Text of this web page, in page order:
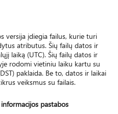
versija įdiegia failus, kurie turi
atributus. Šių failų datos ir
laiką (UTC). Šių failų datos ir
rodomi vietiniu laiku kartu su
paklaida. Be to, datos ir laikai
veiksmus su failais.
pastabos